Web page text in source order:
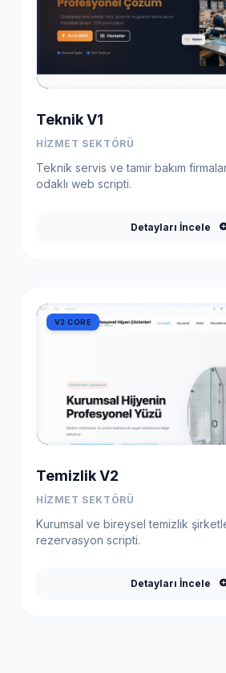
Teknik V1
HIZMET SEKTÖRÜ
Teknik servis ve tamir bakım
odaklı web scripti.
Detayları İncele
V2 CORE
Temizlik V2
HIZMET SEKTÖRÜ
Kurumsal ve bireysel temizlik
rezervasyon scripti.
Detayları İncele